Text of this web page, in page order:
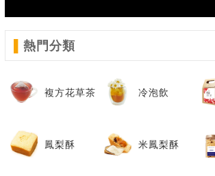
熱門分類
複方花草茶 冷泡飲
鳳梨酥 米鳳梨酥